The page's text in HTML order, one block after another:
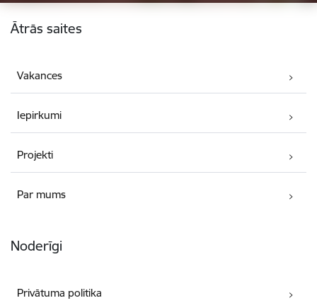
Kājene
Ātrās saites
Vakances
Iepirkumi
Projekti
Par mums
Noderīgi
Privātuma politika